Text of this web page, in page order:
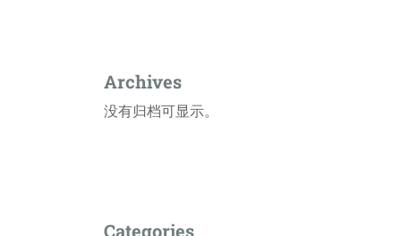
Archives
没有归档可显示。
Categories